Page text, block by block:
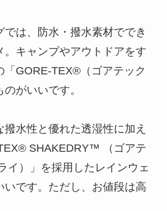
は、防水・撥水素材ででき
。キャンプやアウトドアをす
「GORE-TEX®（ゴアテック
がいいです。
水性と優れた透湿性に加え
SHAKEDRY™ （ゴアテ
イ）」を採用したレインウェ
いです。ただし、お値段は高